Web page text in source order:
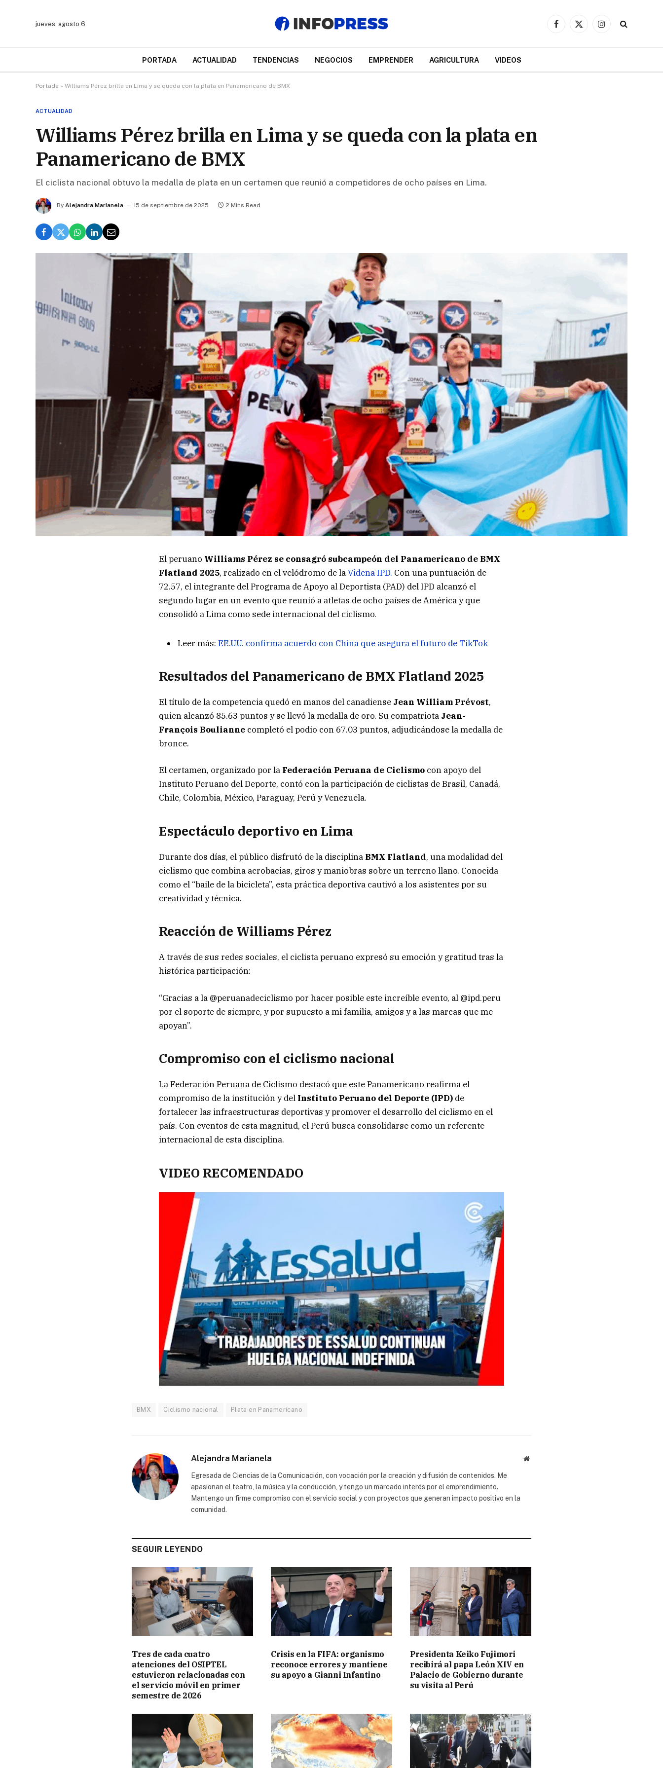
jueves, agosto 6
Facebook
X
Instagram
PORTADA ACTUALIDAD TENDENCIAS NEGOCIOS EMPRENDER AGRICULTURA VIDEOS
Portada » Williams Pérez brilla en Lima y se queda con la plata en Panamericano de BMX
ACTUALIDAD
Williams Pérez brilla en Lima y se queda con la plata en
Panamericano de BMX
El ciclista nacional obtuvo la medalla de plata en un certamen que reunió a competidores de ocho países en Lima.
By Alejandra Marianela 15 de septiembre de 2025 2 Mins Read
El peruano Williams Pérez se consagró subcampeón del Panamericano de BMX
Flatland 2025, realizado en el velódromo de laVidena IPD. Con una puntuación de
72.57, el integrante del Programa de Apoyo al Deportista (PAD) del IPD alcanzó el
segundo lugar en un evento que reunió a atletas de ocho países de América y que
consolidó a Lima como sede internacional del ciclismo.
Leer más: EE.UU. confirma acuerdo con China que asegura el futuro de TikTok
Resultados del Panamericano de BMX Flatland 2025
El título de la competencia quedó en manos del canadiense Jean William Prévost,
quien alcanzó 85.63 puntos y se llevó la medalla de oro. Su compatriota Jean-
François Boulianne completó el podio con 67.03 puntos, adjudicándose la medalla de
bronce.
El certamen, organizado por la Federación Peruana de Ciclismo con apoyo del
Instituto Peruano del Deporte, contó con la participación de ciclistas de Brasil, Canadá,
Chile, Colombia, México, Paraguay, Perú y Venezuela.
Espectáculo deportivo en Lima
Durante dos días, el público disfrutó de la disciplina BMX Flatland, una modalidad del
ciclismo que combina acrobacias, giros y maniobras sobre un terreno llano. Conocida
como el “baile de la bicicleta”, esta práctica deportiva cautivó a los asistentes por su
creatividad y técnica.
Reacción de Williams Pérez
A través de sus redes sociales, el ciclista peruano expresó su emoción y gratitud tras la
histórica participación:
“Gracias a la @peruanadeciclismo por hacer posible este increíble evento, al @ipd.peru
por el soporte de siempre, y por supuesto a mi familia, amigos y a las marcas que me
apoyan”.
Compromiso con el ciclismo nacional
La Federación Peruana de Ciclismo destacó que este Panamericano reafirma el
compromiso de la institución y del Instituto Peruano del Deporte (IPD) de
fortalecer las infraestructuras deportivas y promover el desarrollo del ciclismo en el
país. Con eventos de esta magnitud, el Perú busca consolidarse como un referente
internacional de esta disciplina.
VIDEO RECOMENDADO
BMX Ciclismo nacional Plata en Panamericano
Alejandra Marianela Website
Egresada de Ciencias de la Comunicación, con vocación por la creación y difusión de contenidos. Me
apasionan el teatro, la música y la conducción, y tengo un marcado interés por el emprendimiento.
Mantengo un firme compromiso con el servicio social y con proyectos que generan impacto positivo en la
comunidad.
SEGUIR LEYENDO
Tres de cada cuatro
atenciones del OSIPTEL
estuvieron relacionadas con
el servicio móvil en primer
semestre de 2026
Crisis en la FIFA: organismo
reconoce errores y mantiene
su apoyo a Gianni Infantino
Presidenta Keiko Fujimori
recibirá al papa León XIV en
Palacio de Gobierno durante
su visita al Perú